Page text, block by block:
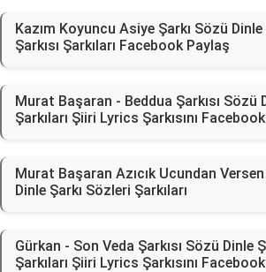
Kazım Koyuncu Asiye Şarkı Sözü
Şarkısı Şarkıları Facebook Paylaş
Murat Başaran - Beddua Şarkısı Sözü
Şarkıları Şiiri Lyrics Şarkısını
Murat Başaran Azıcık Ucundan Versen
Dinle Şarkı Sözleri Şarkıları
Gürkan - Son Veda Şarkısı Sözü Dinle
Şarkıları Şiiri Lyrics Şarkısını